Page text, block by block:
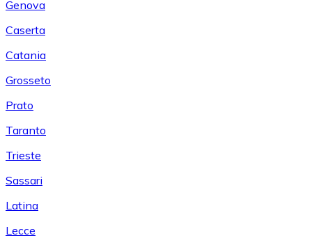
Genova
Caserta
Catania
Grosseto
Prato
Taranto
Trieste
Sassari
Latina
Lecce